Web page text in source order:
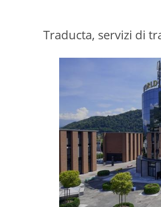
Traducta, servizi di